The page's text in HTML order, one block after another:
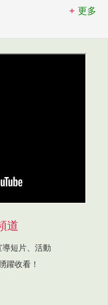
更多
道
短片、活動
躍收看！